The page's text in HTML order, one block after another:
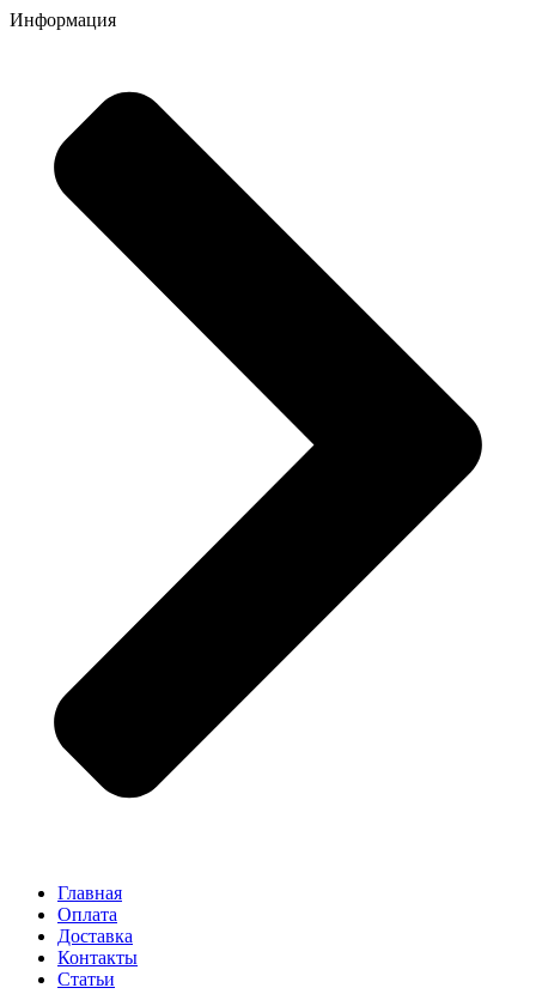
Информация
Главная
Оплата
Доставка
Контакты
Статьи